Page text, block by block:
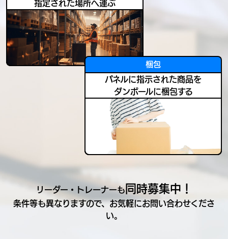
指定された場所へ運ぶ
梱包
パネルに指示された商品を
ダンボールに梱包する
リーダー・トレーナーも 同時募集中！
条件等も異なりますので、お気軽にお問い合わせくださ
い。